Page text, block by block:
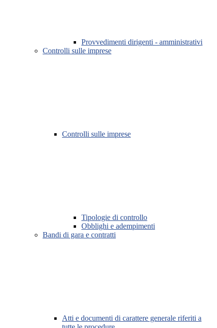
Provvedimenti dirigenti - amministrativi
Controlli sulle imprese
Controlli sulle imprese
Tipologie di controllo
Obblighi e adempimenti
Bandi di gara e contratti
Atti e documenti di carattere generale riferiti a